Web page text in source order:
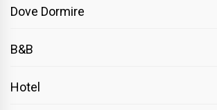
Dove Dormire
B&B
Hotel